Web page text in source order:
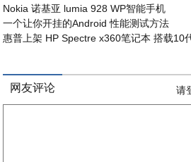
Nokia 诺基亚 lumia 928 WP智能手机
一个让你开挂的Android 性能测试方法
惠普上架 HP Spectre x360笔记本 搭载10
网友评论 请